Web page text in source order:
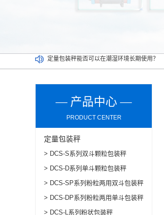
定量包装秤能否可以在潮湿环境长期使用？
介绍双工位定量包装秤清洁及维护环节的操
— 产品中心 —
PRODUCT CENTER
定量包装秤
> DCS-S系列双斗颗粒包装秤
> DCS-D系列单斗颗粒包装秤
> DCS-SP系列粉粒两用双斗包装秤
> DCS-DP系列粉粒两用单斗包装秤
> DCS-L系列粉状包装秤